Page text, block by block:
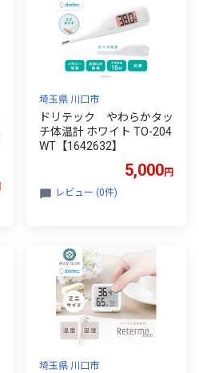
埼玉県 川口市
ドリテック やわらかタッ
チ体温計 ホワイト TO-204
WT【1642632】
5,000円
レビュー (0件)
埼玉県 川口市